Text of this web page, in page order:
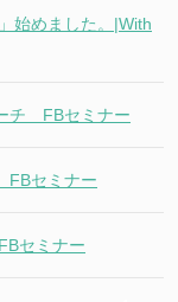
始めました。|With
チ FBセミナー
FBセミナー
セミナー